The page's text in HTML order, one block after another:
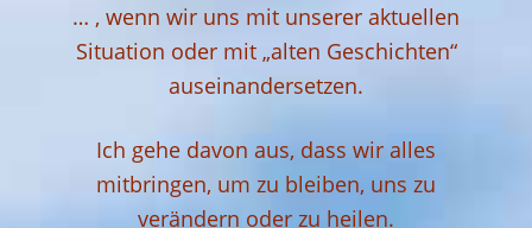
… , wenn wir uns mit unserer aktuellen
Situation oder mit „alten Geschichten“
auseinandersetzen.
Ich gehe davon aus, dass wir alles
mitbringen, um zu bleiben, uns zu
verändern oder zu heilen.